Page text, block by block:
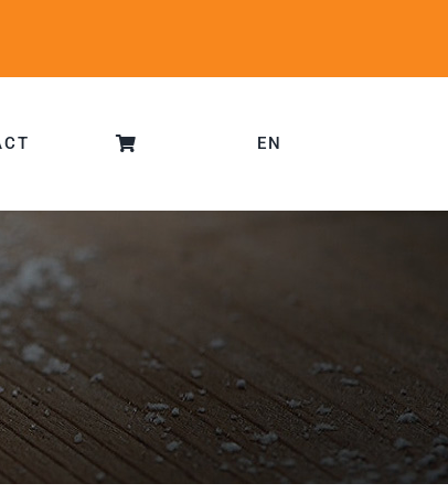
EN